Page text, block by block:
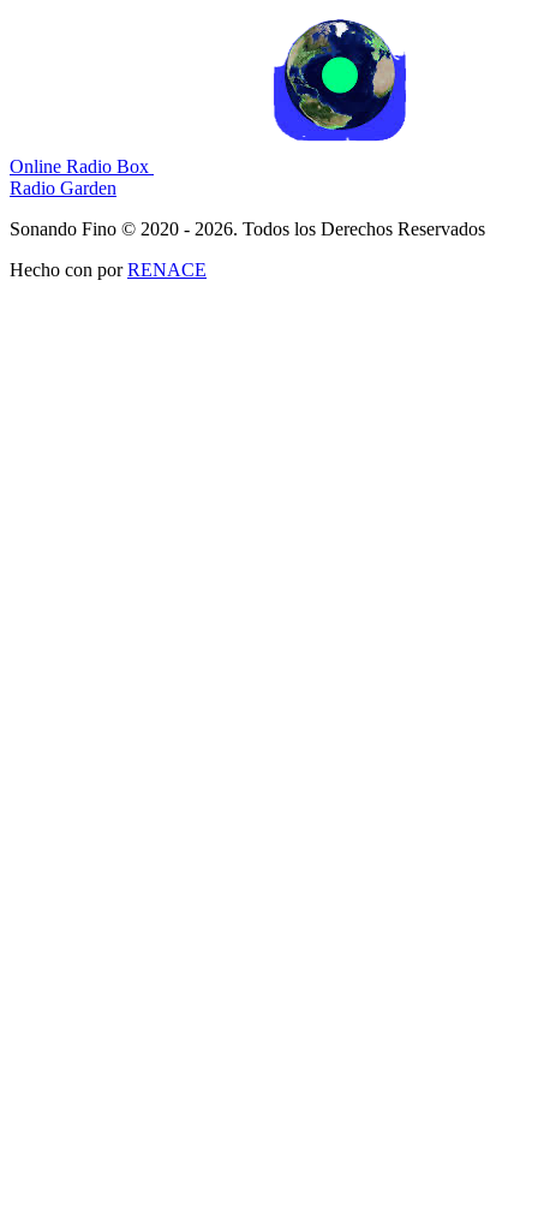
Online Radio Box
Radio Garden
Sonando Fino © 2020 - 2026. Todos los Derechos Reservados
Hecho con porRENACE